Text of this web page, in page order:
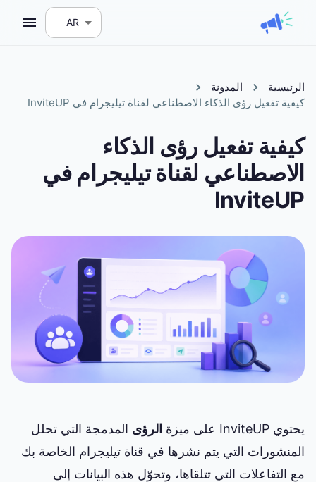
AR
الرئيسية
المدونة
كيفية تفعيل رؤى الذكاء الاصطناعي لقناة تيليجرام في InviteUP
كيفية تفعيل رؤى الذكاء
الاصطناعي لقناة تيليجرام في
InviteUP
يحتوي InviteUP على ميزة الرؤىالمدمجة التي تحلل
المنشورات التي يتم نشرها في قناة تيليجرام الخاصة بك
مع التفاعلات التي تتلقاها، وتحوّل هذه البيانات إلى